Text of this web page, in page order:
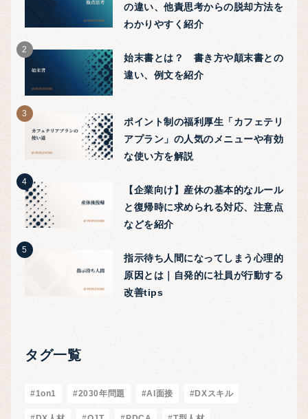
の違い、他責思考からの脱却方法を
わかりやすく紹介
始末書とは？ 書き方や顛末書との
違い、例文を紹介
ポイント制の福利厚生「カフェテリ
アプラン」の人気のメニューや有効
な使い方を解説
【企業向け】産休の基本的なルール
と復帰時に求められる対応、注意点
などを紹介
指示待ち人間になってしまう心理的
原因とは｜自発的に社員が行動する
改善tips
タグ一覧
#1on1 #2030年問題 #AI面接 #DXスキル